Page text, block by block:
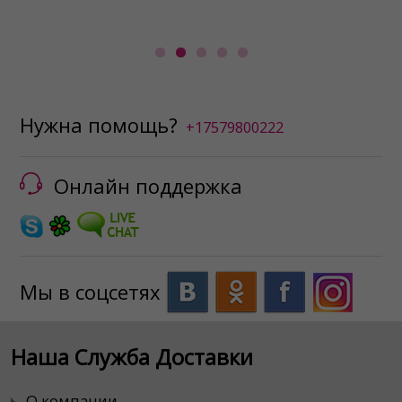
Нужна помощь? +17579800222
Онлайн поддержка
Мы в соцсетях
Наша Служба Доставки